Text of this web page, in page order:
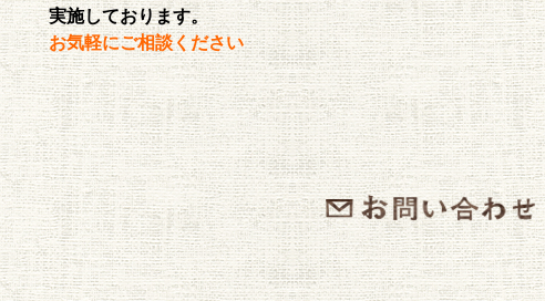
実施しております。
お気軽にご相談ください